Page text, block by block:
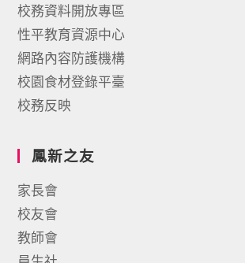
校務資料開放專區
性平教育資源中心
網路內容防護機構
校園食材登錄平臺
校務反映
鳳新之友
家長會
校友會
教師會